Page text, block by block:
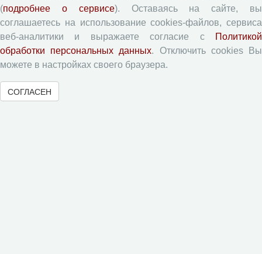
Согласие на обработку персональных данных
Авторские права
Приватность
(подробнее о сервисе). Оставаясь на сайте, вы
соглашаетесь на использование cookies-файлов, сервиса
веб-аналитики и выражаете согласие с
Политикой
обработки персональных данных. Отключить cookies Вы
можете в настройках своего браузера.
СОГЛАСЕН